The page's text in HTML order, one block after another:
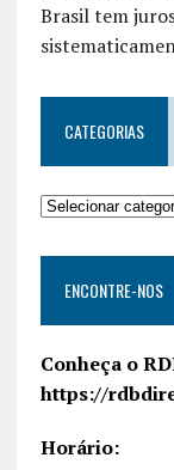
Brasil tem
CATEGORIAS
ENCONTRE-NOS
Conheça o
https://
Horário: